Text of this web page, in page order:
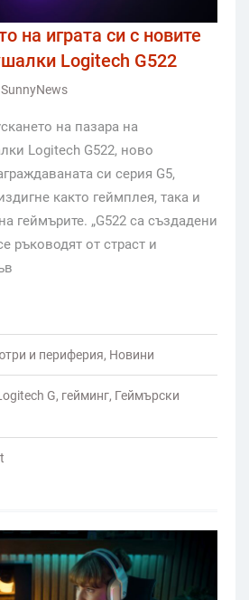
на играта си с новите
Logitech G522
SunnyNews
на пазара на
Logitech G522, ново
си серия G5,
както геймплея, така и
геймърите. „G522 са създадени
ръководят от страст и
и периферия, Новини
G, гейминг, Геймърски